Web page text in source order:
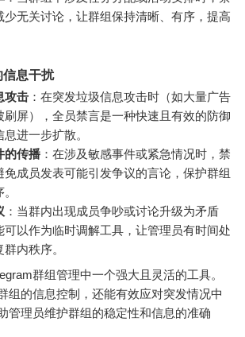
少无关讨论，让群组保持清晰、有序，提高
信息干扰
攻击 ：在突发垃圾信息攻击时（如大量广告
刷屏），全员禁言是一种快速且有效的防御
进一步扩散。
的传播 ：在涉及敏感事件或紧急情况时，禁
免成员发表可能引发争议的言论，保护群组
：当群内出现成员争吵或讨论升级为矛盾
可以作为临时调解工具，让管理员有时间处
内秩序。
群组管理中一个强大且灵活的工具。
组的信息控制，还能有效应对突发情况中
管理员维护群组的稳定性和信息的准确